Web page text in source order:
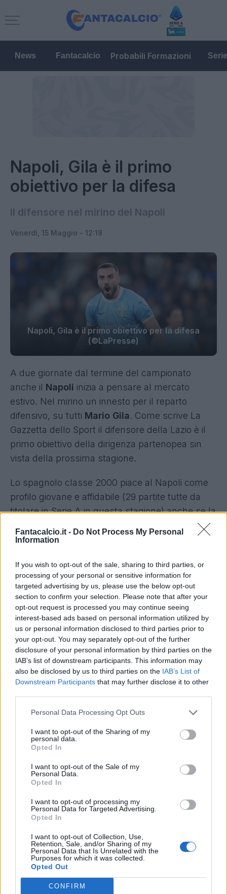
Fantacalcio.it - Do Not Process My Personal
Information
If you wish to opt-out of the sale, sharing to third parties, or
processing of your personal or sensitive information for
targeted advertising by us, please use the below opt-out
section to confirm your selection. Please note that after your
opt-out request is processed you may continue seeing
interest-based ads based on personal information utilized by
us or personal information disclosed to third parties prior to
your opt-out. You may separately opt-out of the further
disclosure of your personal information by third parties on the
IAB’s list of downstream participants. This information may
also be disclosed by us to third parties on the IAB’s List of
Downstream Participants that may further disclose it to other
Personal Data Processing Opt Outs
I want to opt-out of the Sharing of my
personal data.
Opted In
I want to opt-out of the Sale of my
Personal Data.
Opted In
I want to opt-out of processing my
Personal Data for Targeted Advertising.
Opted In
I want to opt-out of Collection, Use,
Retention, Sale, and/or Sharing of my
Personal Data that Is Unrelated with the
Purposes for which it was collected.
Opted Out
CONFIRM
News Fantacalcio Probabili Formazioni
Napoli, Gila è il primo
obiettivo per la difesa
Il difensore nel mirino del Napoli
Venerdì, 15 Maggio - 12:18
Napoli, Gila è il primo obiettivo per la difesa
(©LaPresse)
A due giornate dal termine del campionato
anche il Napoli inizia a pensare al mercato
estivo. Nel mirino un innesto per il reparto
difensivo, su tutti Mario Gila. Come scrive La
Gazzetta dello Sport il difensore della Lazio è il
primo obiettivo della dirigenza partenopea sin
vista della prossima stagione.
Lo spagnolo classe 2000 piace al Napoli come
profilo giovane e affidabile (29 partite tutte da
titolare in Serie A in questa stagione) anche se la
si prospetta lunga e
complessa.
Intanto avanza l'ideaAnan Khalaili dell'Union
Saint-Gilloise. Contatti già avviato con l'esterno
israeliano, che però viene valutato circa 25
milioni di euro dal club belga, cifra che
potrebbe diventare proibitiva per la dirigenza
azzurra che già dovrà pagare circa 80 milioni di
euro nei riscatti già programmati.
Autore
Redazione Fantacalcio.it